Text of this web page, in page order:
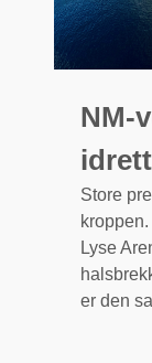
NM-
Store
Lyse
er den